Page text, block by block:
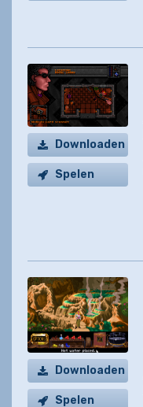
Downloaden
Spelen
Downloaden
Spelen